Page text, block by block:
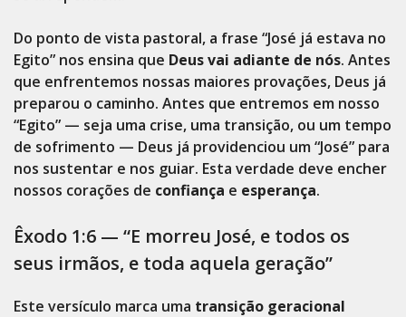
Do ponto de vista pastoral, a frase “José já estava no
Egito” nos ensina que Deus vai adiante de nós. Antes
que enfrentemos nossas maiores provações, Deus já
preparou o caminho. Antes que entremos em nosso
“Egito” — seja uma crise, uma transição, ou um tempo
de sofrimento — Deus já providenciou um “José” para
nos sustentar e nos guiar. Esta verdade deve encher
nossos corações de confiança e esperança.
Êxodo 1:6 — “E morreu José, e todos os
seus irmãos, e toda aquela geração”
Este versículo marca uma transição geracional